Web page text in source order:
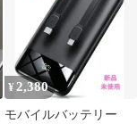
¥ 2,380
モバイルバッテリー